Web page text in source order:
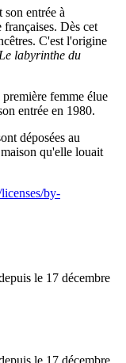
entrée à
Dès cet
C'est l'origine
Le labyrinthe du
femme élue
entrée en 1980.
déposées au
qu'elle louait
by-
le 17 décembre
le 17 décembre